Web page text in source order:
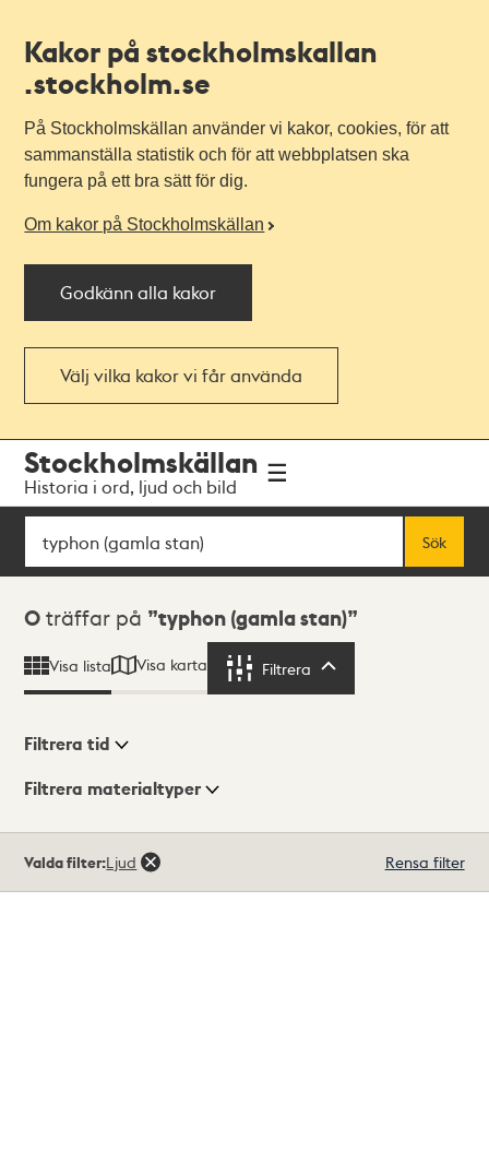
Kakor på stockholmskallan
.stockholm.se
På Stockholmskällan använder vi kakor, cookies, för att
sammanställa statistik och för att webbplatsen ska
fungera på ett bra sätt för dig.
Om kakor på Stockholmskällan
Godkänn alla kakor
Välj vilka kakor vi får använda
navigationen
huvudinnehållet
Stockholmskällan
Historia i ord, ljud och bild
Sök
Sök
Sökresultat
0 träffar på typhon (gamla stan)
Visa lista Visa karta Filtrera
Visningsläge
Filtrera tid
Filtrera materialtyper
träffar
Valda filter:Ljud Rensa filter